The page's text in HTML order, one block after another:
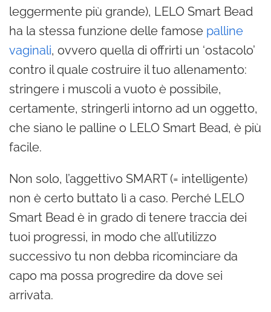
leggermente più grande), LELO Smart Bead
ha la stessa funzione delle famose palline
vaginali, ovvero quella di offrirti un ‘ostacolo’
contro il quale costruire il tuo allenamento:
stringere i muscoli a vuoto è possibile,
certamente, stringerli intorno ad un oggetto,
che siano le palline o LELO Smart Bead, è più
facile.
Non solo, l’aggettivo SMART (= intelligente)
non è certo buttato lì a caso. Perché LELO
Smart Bead è in grado di tenere traccia dei
tuoi progressi, in modo che all’utilizzo
successivo tu non debba ricominciare da
capo ma possa progredire da dove sei
arrivata.